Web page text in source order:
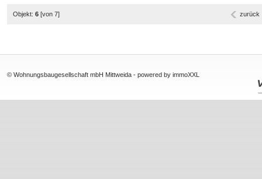
Objekt: 6 [von 7] zurück
© Wohnungsbaugesellschaft mbH Mittweida -powered by immoXXL